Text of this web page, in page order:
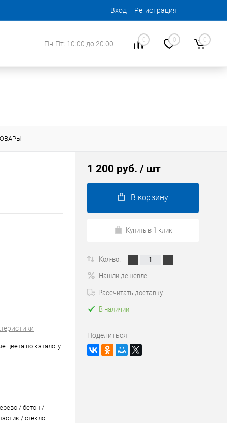
Вход Регистрация
Пн-Пт: 10:00 до 20:00 0 0 0
цвета по каталогу
/ бетон /
/ стекло
1 200 руб. / шт
В корзину
Купить в 1 клик
Кол-во:
Нашли дешевле
Рассчитать доставку
В наличии
Поделиться